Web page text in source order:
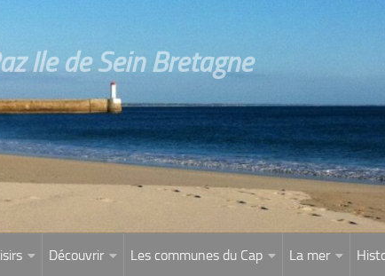
Ile de Sein Bretagne
Découvrir Les communes du Cap La mer